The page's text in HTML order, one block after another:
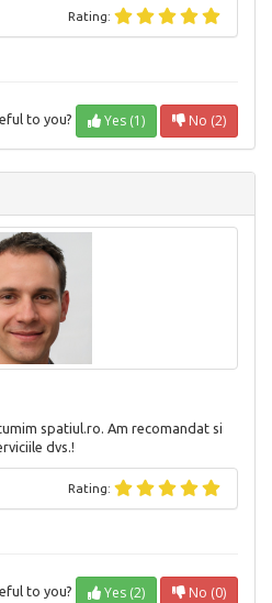
Rating:
to you? Yes (1) No (2)
spatiul.ro. Am recomandat si
dvs.!
Rating:
to you? Yes (2) No (0)